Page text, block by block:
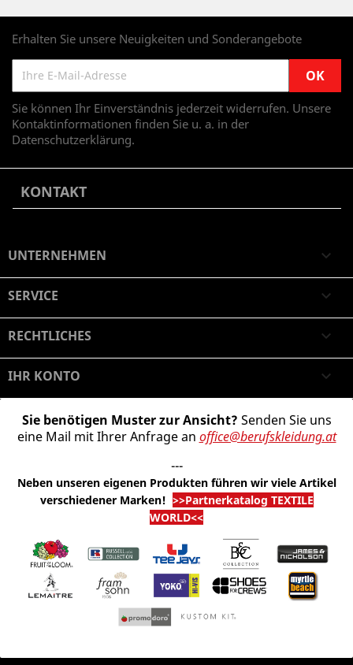
Erhalten Sie unsere Neuigkeiten und Sonderangebote
Sie können Ihr Einverständnis jederzeit widerrufen. Unsere
Kontaktinformationen finden Sie u. a. in der
Datenschutzerklärung.
KONTAKT
UNTERNEHMEN 
SERVICE 
RECHTLICHES 
IHR KONTO 
Sie benötigen Muster zur Ansicht? Senden Sie uns
eine Mail mit Ihrer Anfrage an office@berufskleidung.at
---
Neben unseren eigenen Produkten führen wir viele Artikel
verschiedener Marken! >>Partnerkatalog TEXTILE
WORLD<<